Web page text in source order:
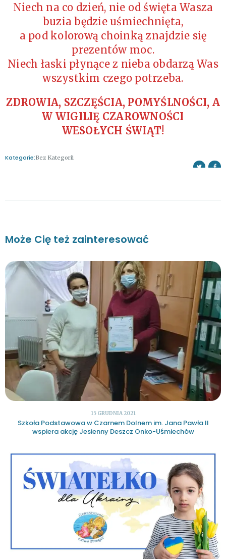
Niech na co dzień, nie od święta Wasza
buzia będzie uśmiechnięta,
a pod kolorową choinką znajdzie się
prezentów moc.
Niech łaski płynące z nieba obdarzą Was
wszystkim czego potrzeba.
ZDROWIA, SZCZĘŚCIA, POMYŚLNOŚCI, A
W WIGILIĘ CZAROWNOŚCI
WESOŁYCH ŚWIĄT!
Kategorie:Bez Kategorii
Może Cię też zainteresować
15 GRUDNIA 2021
Szkoła Podstawowa w Czarnem Dolnem im. Jana Pawła II
wspiera akcję Jesienny Deszcz Onko-Uśmiechów